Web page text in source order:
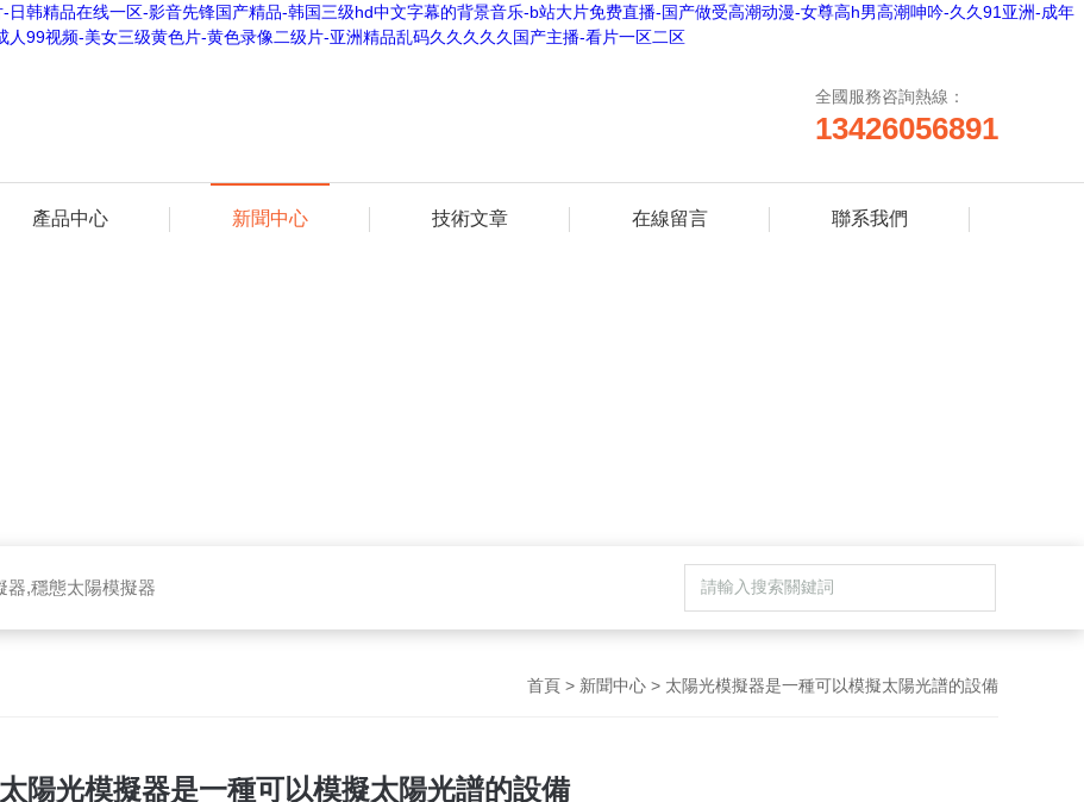
韩精品在线一区-影音先锋国产精品-韩国三级hd中文字幕的背景音乐-b站大片免费直播-国产做受高潮动漫-女尊高h男高潮呻吟-久久91亚洲-成年
99视频-美女三级黄色片-黄色录像二级片-亚洲精品乱码久久久久久国产主播-看片一区二区
全國服務咨詢熱線：
13426056891
產品中心 新聞中心 技術文章 在線留言 聯系我們
器,穩態太陽模擬器
首頁 > 新聞中心 > 太陽光模擬器是一種可以模擬太陽光譜的設備
太陽光模擬器是一種可以模擬太陽光譜的設備